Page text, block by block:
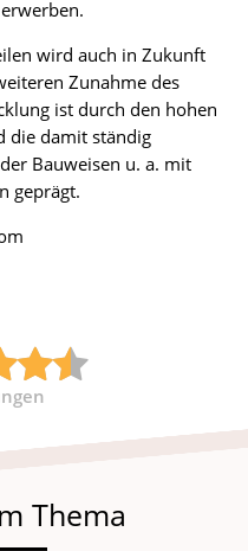
wird auch in Zukunft
Zunahme des
ist durch den hohen
die damit ständig
Bauweisen u. a. mit
geprägt.
Thema